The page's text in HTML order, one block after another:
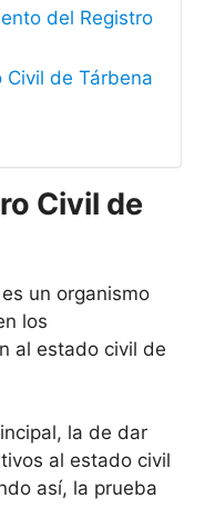
del Registro
de Tárbena
Civil de
un organismo
los
al estado civil de
la de dar
al estado civil
así, la prueba